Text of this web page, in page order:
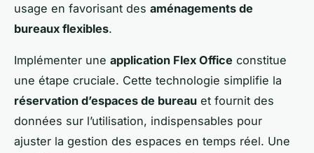
usage en favorisant des aménagements de
bureaux flexibles.
Implémenter une application Flex Office constitue
une étape cruciale. Cette technologie simplifie la
réservation d’espaces de bureau et fournit des
données sur l’utilisation, indispensables pour
ajuster la gestion des espaces en temps réel. Une